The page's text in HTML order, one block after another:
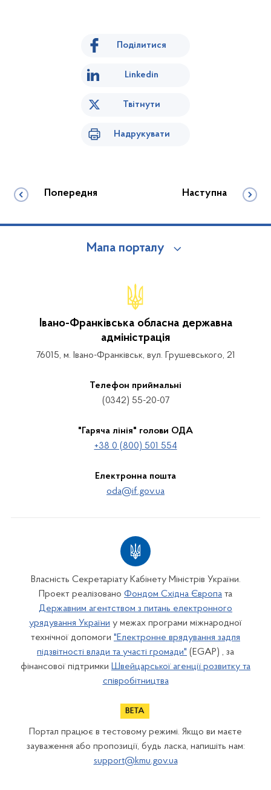
Поділитися
Linkedin
Твітнути
Надрукувати
Попередня Наступна
Мапа порталу
Івано-Франківська обласна державна
адміністрація
76015, м. Івано-Франківськ, вул. Грушевського, 21
Телефон приймальні
(0342) 55-20-07
"Гаряча лінія" голови ОДА
+38 0 (800) 501 554
Електронна пошта
oda@if.gov.ua
Власність Секретаріату Кабінету Міністрів України.
Проект реалізовано Фондом Східна Європа та
Державним агентством з питань електронного
урядування України у межах програми міжнародної
технічної допомоги "Електронне врядування задля
підзвітності влади та участі громади" (EGAP) , за
фінансової підтримки Швейцарської агенції розвитку та
співробітництва
Портал працює в тестовому режимі. Якщо ви маєте
зауваження або пропозиції, будь ласка, напишіть нам:
support@kmu.gov.ua